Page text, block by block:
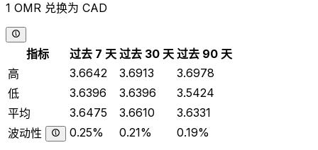
1 OMR 兑换为 CAD
指标 过去 7 天 过去 30 天 过去 90 天
高
3.6642 3.6913
3.6978
低
3.6396 3.6396
3.5424
平均
3.6475 3.6610
3.6331
波动性
0.25% 0.21% 0.19%